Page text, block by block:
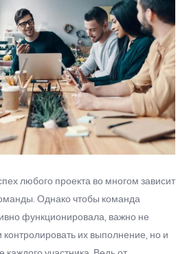
любого проекта во многом зависит
Однако чтобы команда
функционировала, важно не
контролировать их выполнение, но и